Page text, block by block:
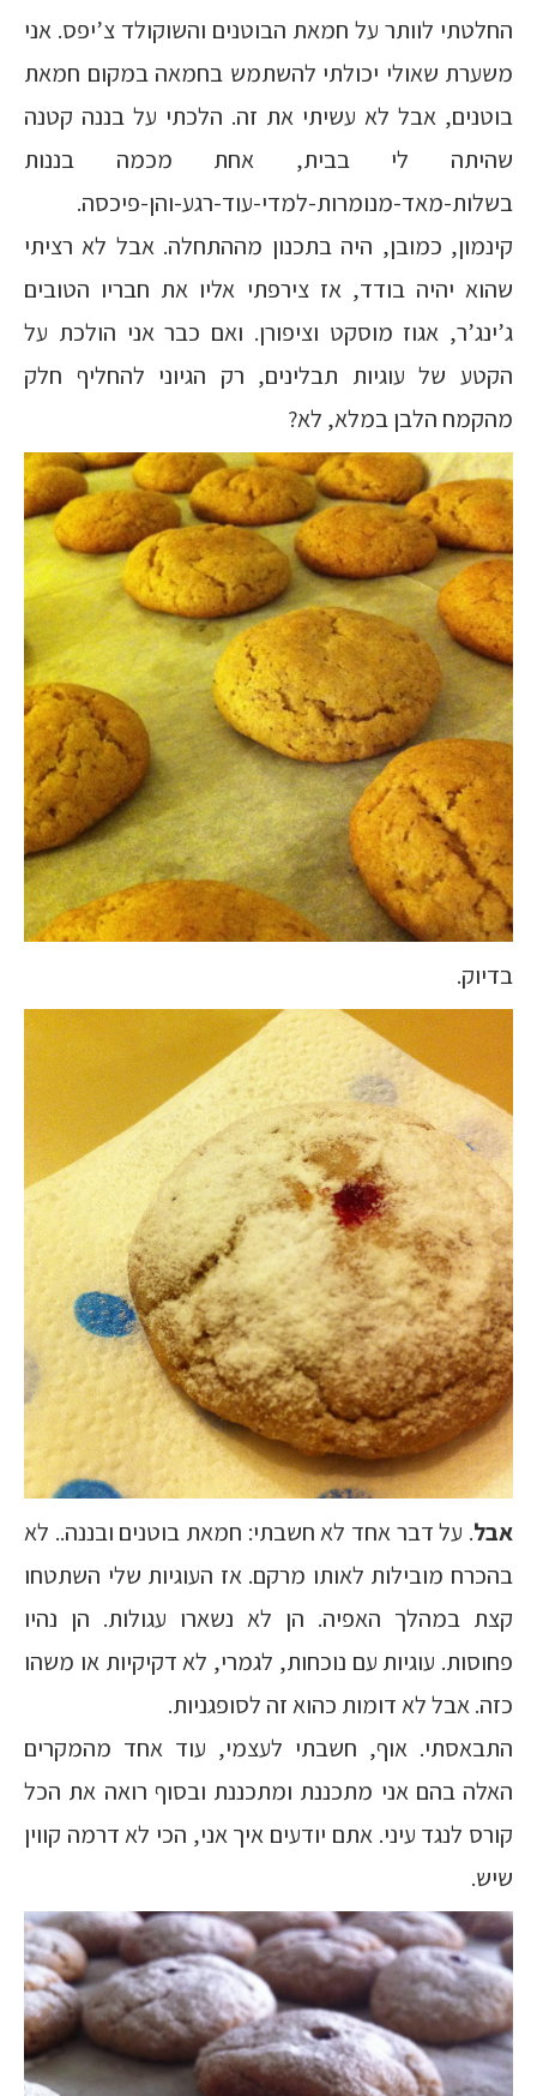
החלטתי לוותר על חמאת הבוטנים והשוקולד צ’יפס. אני
משערת שאולי יכולתי להשתמש בחמאה במקום חמאת
בוטנים, אבל לא עשיתי את זה. הלכתי על בננה קטנה
שהיתה לי בבית, אחת מכמה בננות
בשלות-מאד-מנומרות-למדי-עוד-רגע-והן-פיכסה.
קינמון, כמובן, היה בתכנון מההתחלה. אבל לא רציתי
שהוא יהיה בודד, אז צירפתי אליו את חבריו הטובים
ג’ינג’ר, אגוז מוסקט וציפורן. ואם כבר אני הולכת על
הקטע של עוגיות תבלינים, רק הגיוני להחליף חלק
מהקמח הלבן במלא, לא?
בדיוק.
אבל. על דבר אחד לא חשבתי: חמאת בוטנים ובננה.. לא
בהכרח מובילות לאותו מרקם. אז העוגיות שלי השתטחו
קצת במהלך האפיה. הן לא נשארו עגולות. הן נהיו
פחוסות. עוגיות עם נוכחות, לגמרי, לא דקיקיות או משהו
כזה. אבל לא דומות כהוא זה לסופגניות.
התבאסתי. אוף, חשבתי לעצמי, עוד אחד מהמקרים
האלה בהם אני מתכננת ומתכננת ובסוף רואה את הכל
קורס לנגד עיני. אתם יודעים איך אני, הכי לא דרמה קווין
שיש.